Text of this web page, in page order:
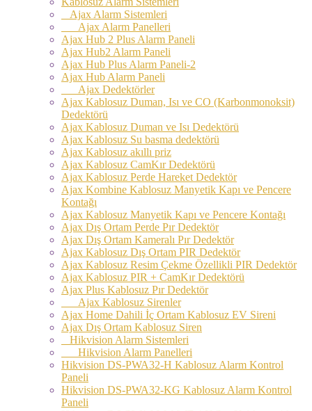
Ajax Alarm Sistemleri
Ajax Alarm Panelleri
Ajax Hub 2 Plus Alarm Paneli
Ajax Hub2 Alarm Paneli
Ajax Hub Plus Alarm Paneli-2
Ajax Hub Alarm Paneli
Ajax Dedektörler
Ajax Kablosuz Duman, Isı ve CO (Karbonmonoksit)
Dedektörü
Ajax Kablosuz Duman ve Isı Dedektörü
Ajax Kablosuz Su basma dedektörü
Ajax Kablosuz akıllı priz
Ajax Kablosuz CamKır Dedektörü
Ajax Kablosuz Perde Hareket Dedektör
Ajax Kombine Kablosuz Manyetik Kapı ve Pencere
Kontağı
Ajax Kablosuz Manyetik Kapı ve Pencere Kontağı
Ajax Dış Ortam Perde Pır Dedektör
Ajax Dış Ortam Kameralı Pır Dedektör
Ajax Kablosuz Dış Ortam PIR Dedektör
Ajax Kablosuz Resim Çekme Özellikli PIR Dedektör
Ajax Kablosuz PIR + CamKır Dedektörü
Ajax Plus Kablosuz Pır Dedektör
Ajax Kablosuz Sirenler
Ajax Home Dahili İç Ortam Kablosuz EV Sireni
Ajax Dış Ortam Kablosuz Siren
Hikvision Alarm Sistemleri
Hikvision Alarm Panelleri
Hikvision DS-PWA32-H Kablosuz Alarm Kontrol
Paneli
Hikvision DS-PWA32-KG Kablosuz Alarm Kontrol
Paneli